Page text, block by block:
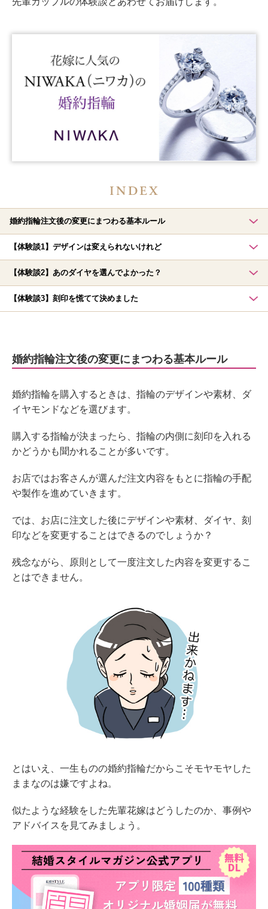
婚約指輪注文後の変更にまつわる基本ルール
【体験談1】デザインは変えられないけれど
【体験談2】あのダイヤを選んでよかった？
【体験談3】刻印を慌てて決めました
婚約指輪注文後の変更にまつわる基本ルール
婚約指輪を購入するときは、指輪のデザインや素材、ダ
イヤモンドなどを選びます。
購入する指輪が決まったら、指輪の内側に刻印を入れる
かどうかも聞かれることが多いです。
お店ではお客さんが選んだ注文内容をもとに指輪の手配
や製作を進めていきます。
では、お店に注文した後にデザインや素材、ダイヤ、刻
印などを変更することはできるのでしょうか？
残念ながら、原則として一度注文した内容を変更するこ
とはできません。
とはいえ、一生ものの婚約指輪だからこそモヤモヤした
ままなのは嫌ですよね。
似たような経験をした先輩花嫁はどうしたのか、事例や
アドバイスを見てみましょう。